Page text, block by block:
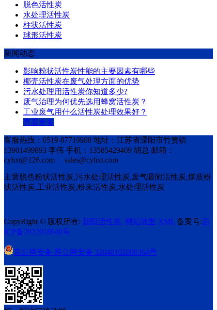
脱色活性炭
水处理活性炭
柱状活性炭
球形活性炭
新闻动态
影响粉状活性炭性能的主要因素有哪些
椰壳活性炭在废气处理方面的优势
污水处理用活性炭你知道多少?
废气治理为何优先选用蜂窝活性炭？
工业废气用什么活性炭处理效果好？
查看更多
客服热线：0519-87719988 地址：江苏省溧阳市竹箦镇
13901499893 李伟 手机：13585429409 胡总 邮箱：
cyhxt@126.com sales@cyhxt.com
主营脱色粉状活性炭,污水处理活性炭,废气吸附活性炭,煤质粉
状活性炭,工业活性炭,粉末活性炭,水处理活性炭
CopyRight © 版权所有: 朝阳活性炭. 网站地图 XML 备案号:苏
ICP备2022018640号
京公网安备 苏公网安备 32048102000364号